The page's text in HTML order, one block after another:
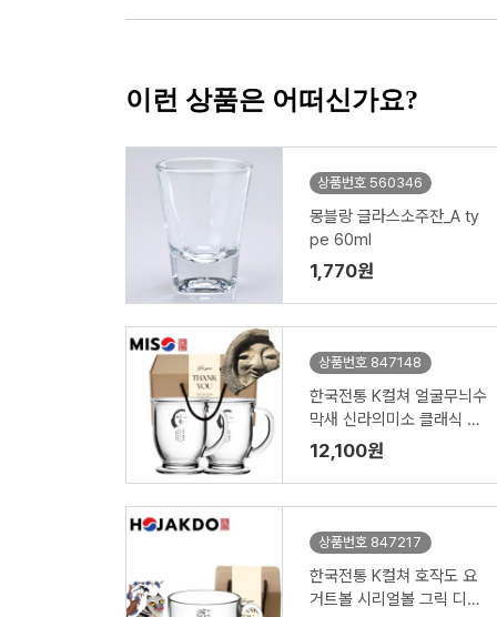
이런 상품은 어떠신가요?
상품번호 560346
몽블랑 글라스소주잔_A ty
pe 60ml
1,770원
상품번호 847148
한국전통 K컬쳐 얼굴무늬수
막새 신라의미소 클래식 글
라스 머그컵 440ml 2P 기
프팅
12,100원
상품번호 847217
한국전통 K컬쳐 호작도 요
거트볼 시리얼볼 그릭 디저